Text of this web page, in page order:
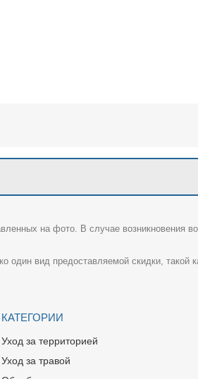
на фото. В случае возникновения
вид предоставляемой скидки, такой
КАТЕГОРИИ
Уход за территорией
Уход за травой